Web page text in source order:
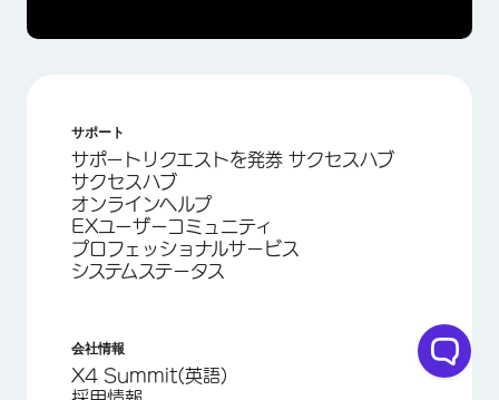
サポート
サポートリクエストを発券 サクセスハブ
サクセスハブ
オンラインヘルプ
EXユーザーコミュニティ
プロフェッショナルサービス
システムステータス
会社情報
X4 Summit(英語)